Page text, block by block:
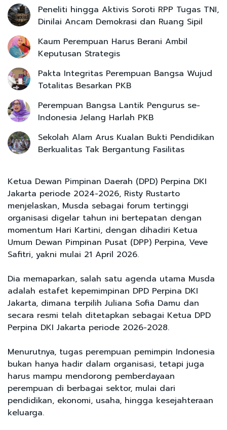
Peneliti hingga Aktivis Soroti RPP Tugas TNI,
Dinilai Ancam Demokrasi dan Ruang Sipil
Kaum Perempuan Harus Berani Ambil
Keputusan Strategis
Pakta Integritas Perempuan Bangsa Wujud
Totalitas Besarkan PKB
Perempuan Bangsa Lantik Pengurus se-
Indonesia Jelang Harlah PKB
Sekolah Alam Arus Kualan Bukti Pendidikan
Berkualitas Tak Bergantung Fasilitas
Ketua Dewan Pimpinan Daerah (DPD) Perpina DKI
Jakarta periode 2024-2026, Risty Rustarto
menjelaskan, Musda sebagai forum tertinggi
organisasi digelar tahun ini bertepatan dengan
momentum Hari Kartini, dengan dihadiri Ketua
Umum Dewan Pimpinan Pusat (DPP) Perpina, Veve
Safitri, yakni mulai 21 April 2026.
Dia memaparkan, salah satu agenda utama Musda
adalah estafet kepemimpinan DPD Perpina DKI
Jakarta, dimana terpilih Juliana Sofia Damu dan
secara resmi telah ditetapkan sebagai Ketua DPD
Perpina DKI Jakarta periode 2026-2028.
Menurutnya, tugas perempuan pemimpin Indonesia
bukan hanya hadir dalam organisasi, tetapi juga
harus mampu mendorong pemberdayaan
perempuan di berbagai sektor, mulai dari
pendidikan, ekonomi, usaha, hingga kesejahteraan
keluarga.